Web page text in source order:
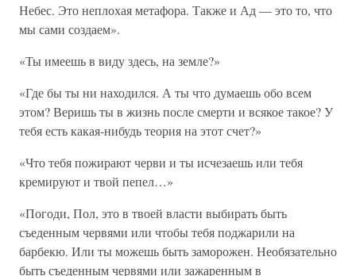
Небес. Это неплохая метафора. Также и Ад — это то, что
мы сами создаем».
«Ты имеешь в виду здесь, на земле?»
«Где бы ты ни находился. А ты что думаешь обо всем
этом? Веришь ты в жизнь после смерти и всякое такое? У
тебя есть какая-нибудь теория на этот счет?»
«Что тебя пожирают черви и ты исчезаешь или тебя
кремируют и твой пепел…»
«Погоди, Пол, это в твоей власти выбирать быть
съеденным червями или чтобы тебя поджарили на
барбекю. Или ты можешь быть заморожен. Необязательно
быть съеденным червями или зажаренным в